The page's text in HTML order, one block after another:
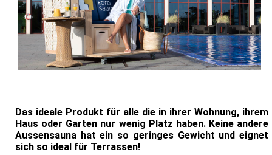
Das ideale Produkt für alle die in ihrer Wohnung, ihrem
Haus oder Garten nur wenig Platz haben. Keine andere
Aussensauna hat ein so geringes Gewicht und eignet
sich so ideal für Terrassen!